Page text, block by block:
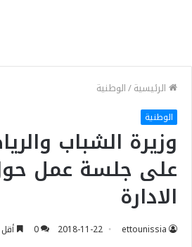
الرئيسية/الوطنية
الوطنية
وزيرة الشباب
على جلسة عمل
الادارة
ettounissia
2018-11-22
0